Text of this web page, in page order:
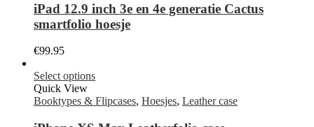
iPad 12.9 inch 3e en 4e generatie Cactus
smartfolio hoesje
€99.95
Select options
Quick View
Booktypes & Flipcases, Hoesjes, Leather case